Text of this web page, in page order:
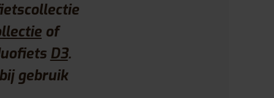
of
D3.
gebruik